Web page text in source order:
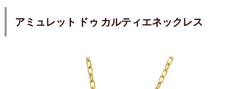
アミュレット ドゥ カルティエネックレス